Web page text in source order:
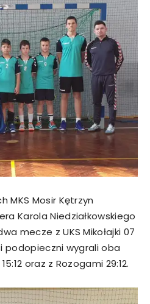
MKS Mosir Kętrzyn
Karola Niedziałkowskiego
mecze z UKS Mikołajki 07
podopieczni wygrali oba
oraz z Rozogami 29:12.